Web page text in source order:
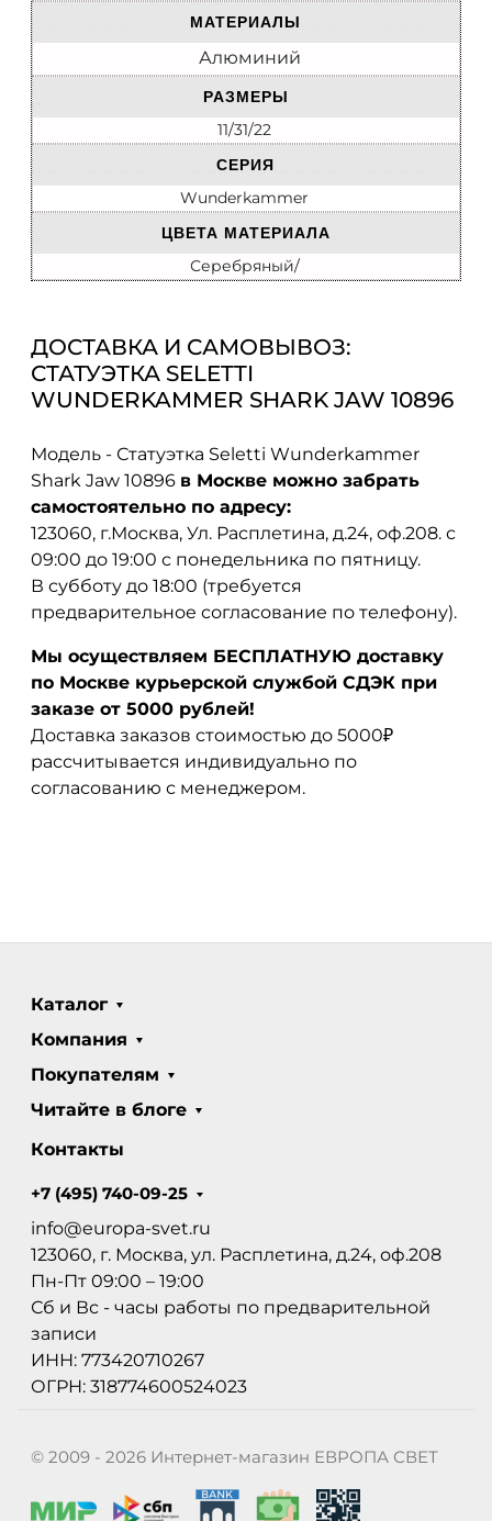
МАТЕРИАЛЫ
Алюминий
РАЗМЕРЫ
11/31/22
СЕРИЯ
Wunderkammer
ЦВЕТА МАТЕРИАЛА
Серебряный/
ДОСТАВКА И САМОВЫВОЗ:
СТАТУЭТКА SELETTI
WUNDERKAMMER SHARK JAW 10896
Модель - Статуэтка Seletti Wunderkammer
Shark Jaw 10896 в Москве можно забрать
самостоятельно по адресу:
123060, г.Москва, Ул. Расплетина, д.24, оф.208. с
09:00 до 19:00 с понедельника по пятницу.
В субботу до 18:00 (требуется
предварительное согласование по телефону).
Мы осуществляем БЕСПЛАТНУЮ доставку
по Москве курьерской службой СДЭК при
заказе от 5000 рублей!
Доставка заказов стоимостью до 5000₽
рассчитывается индивидуально по
согласованию с менеджером.
Каталог
Компания
Покупателям
Читайте в блоге
Контакты
+7 (495) 740-09-25
info@europa-svet.ru
123060, г. Москва, ул. Расплетина, д.24, оф.208
Пн-Пт 09:00 – 19:00
Сб и Вс - часы работы по предварительной
записи
ИНН: 773420710267
ОГРН: 318774600524023
© 2009 - 2026 Интернет-магазин ЕВРОПА СВЕТ